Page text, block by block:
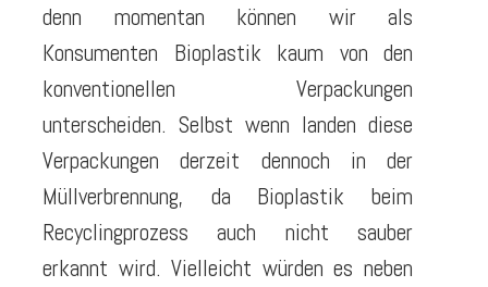
denn momentan können wir als
Konsumenten Bioplastik kaum von den
konventionellen Verpackungen
unterscheiden. Selbst wenn landen diese
Verpackungen derzeit dennoch in der
Müllverbrennung, da Bioplastik beim
Recyclingprozess auch nicht sauber
erkannt wird. Vielleicht würden es neben